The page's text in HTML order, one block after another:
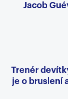
Jacob
Trenér
je o bruslení